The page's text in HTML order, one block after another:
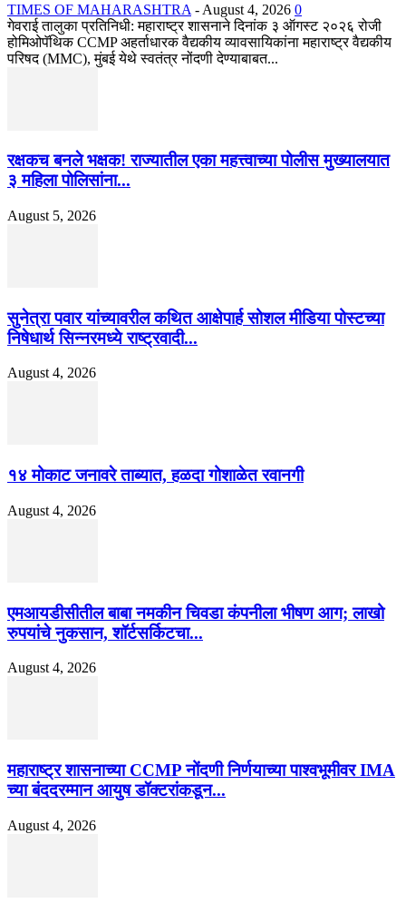
TIMES OF MAHARASHTRA - August 4, 2026 0
गेवराई तालुका प्रतिनिधी: महाराष्ट्र शासनाने दिनांक ३ ऑगस्ट २०२६ रोजी
होमिओपॅथिक CCMP अहर्ताधारक वैद्यकीय व्यावसायिकांना महाराष्ट्र वैद्यकीय
परिषद (MMC), मुंबई येथे स्वतंत्र नोंदणी देण्याबाबत...
रक्षकच बनले भक्षक! राज्यातील एका महत्त्वाच्या पोलीस मुख्यालयात
३ महिला पोलिसांना...
August 5, 2026
सुनेत्रा पवार यांच्यावरील कथित आक्षेपार्ह सोशल मीडिया पोस्टच्या
निषेधार्थ सिन्नरमध्ये राष्ट्रवादी...
August 4, 2026
१४ मोकाट जनावरे ताब्यात, हळदा गोशाळेत रवानगी
August 4, 2026
एमआयडीसीतील बाबा नमकीन चिवडा कंपनीला भीषण आग; लाखो
रुपयांचे नुकसान, शॉर्टसर्किटचा...
August 4, 2026
महाराष्ट्र शासनाच्या CCMP नोंदणी निर्णयाच्या पाश्वभूमीवर IMA
च्या बंददरम्मान आयुष डॉक्टरांकडून...
August 4, 2026